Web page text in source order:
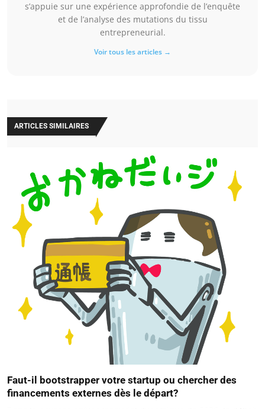
s’appuie sur une expérience approfondie de l’enquête
et de l’analyse des mutations du tissu
entrepreneurial.
Voir tous les articles →
ARTICLES SIMILAIRES
Faut-il bootstrapper votre startup ou chercher des
financements externes dès le départ?